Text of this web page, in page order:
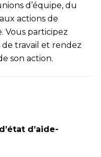
d’équipe, du
actions de
Vous participez
travail et rendez
son action.
d’aide-